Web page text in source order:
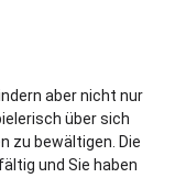
aber nicht nur
über sich
zu bewältigen. Die
und Sie haben